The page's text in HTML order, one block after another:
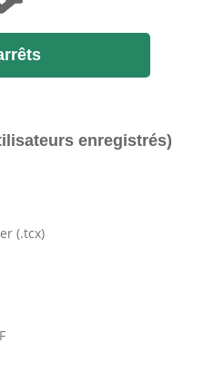
enregistrés)
(.tcx)